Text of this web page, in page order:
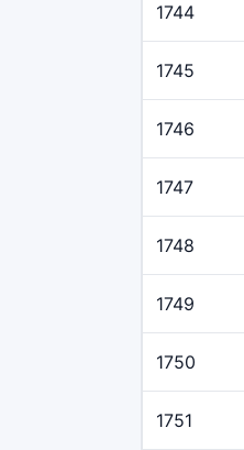
1744
1745
1746
1747
1748
1749
1750
1751